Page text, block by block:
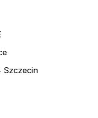
Szczecin